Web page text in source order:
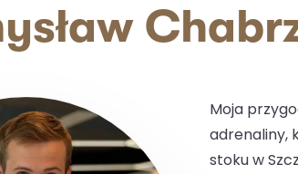
Moja
adrenaliny,
stoku w